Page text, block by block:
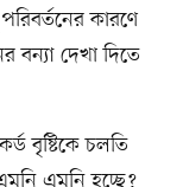
কারণে
দেখা দিতে
বৃষ্টিকে চলতি
এমনি হচ্ছে?